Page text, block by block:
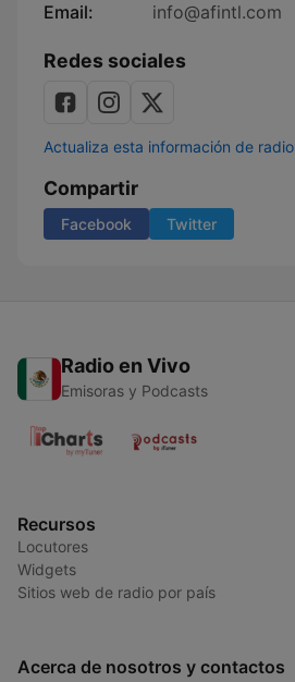
Email:
info@afintl.com
Redes sociales
Actualiza esta información de radio
Compartir
Facebook Twitter
Radio en Vivo
Emisoras y Podcasts
Recursos
Locutores
Widgets
Sitios web de radio por país
Acerca de nosotros y contactos